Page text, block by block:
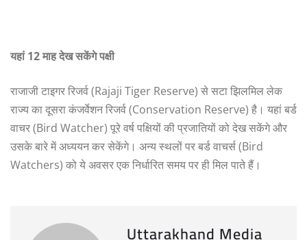
यहां 12माहदेखसकेंगेपक्षी
राजाजी टाइगर रिजर्व (Rajaji Tiger Reserve) से सटा झिलमिल लेक
राज्य का दूसरा कंजर्वेशन रिजर्व (Conservation Reserve) है। यहां बर्ड
वाचर (Bird Watcher) पूरे वर्ष पक्षियों की प्रजातियों को देख सकेंगे और
उसके बारे में अध्ययन कर सेकेंगे। अन्य स्थलों पर बर्ड वाचर्स (Bird
Watchers) को ये अवसर एक निर्धारित समय पर ही मिल पाते हैं।
Uttarakhand Media